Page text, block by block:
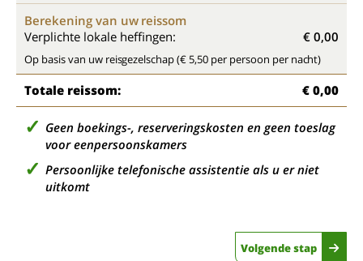
Berekening van uw reissom
Verplichte lokale heffingen:
€ 0,00
Op basis van uw reisgezelschap (€ 5,50 per persoon per nacht)
Totale reissom: € 0,00
Geen boekings-, reserveringskosten en geen toeslag
voor eenpersoonskamers
Persoonlijke telefonische assistentie als u er niet
uitkomt
Volgende stap